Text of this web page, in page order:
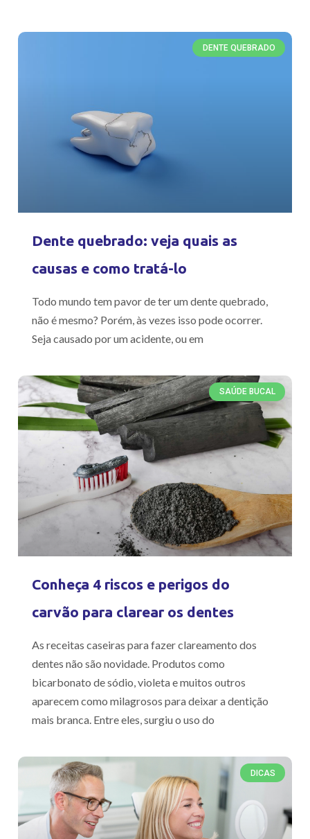
DENTE QUEBRADO
Dente quebrado: veja quais as
causas e como tratá-lo
Todo mundo tem pavor de ter um dente quebrado,
não é mesmo? Porém, às vezes isso pode ocorrer.
Seja causado por um acidente, ou em
SAÚDE BUCAL
Conheça 4 riscos e perigos do
carvão para clarear os dentes
As receitas caseiras para fazer clareamento dos
dentes não são novidade. Produtos como
bicarbonato de sódio, violeta e muitos outros
aparecem como milagrosos para deixar a dentição
mais branca. Entre eles, surgiu o uso do
DICAS